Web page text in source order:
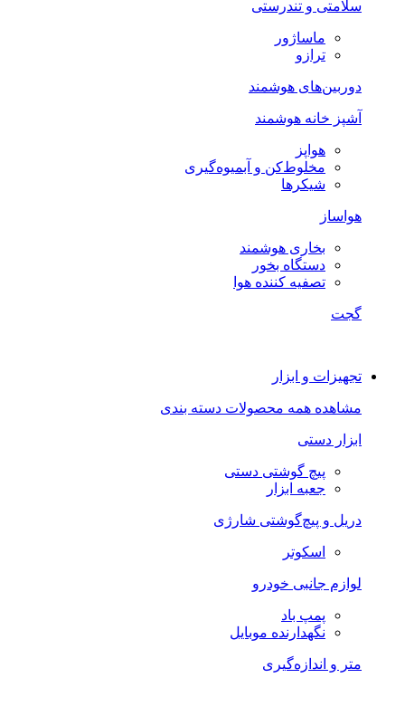
سلامتی و تندرستی
ماساژور
ترازو
دوربین‌های هوشمند
آشپز خانه هوشمند
هواپز
مخلوط‌کن و آبمیوه‌گیری
شیکرها
هواساز
بخاری هوشمند
دستگاه بخور
تصفیه کننده هوا
گجت
تجهیزات و ابزار
مشاهده همه محصولات دسته بندی
ابزار دستی
پیچ گوشتی دستی
جعبه ابزار
دریل و پیچ‌گوشتی شارژی
اسکوتر
لوازم جانبی خودرو
پمپ باد
نگهدارنده موبایل
متر و اندازه‌گیری